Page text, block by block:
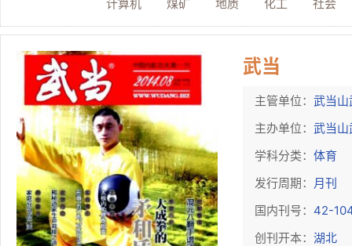
计算机
煤矿 地质 化工 社会
武当
主管单位： 武当山
主办单位： 武当山
学科分类： 体育
发行周期： 月刊
国内刊号： 42-
创刊开本： 湖北